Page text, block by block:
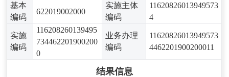
基本
编码
622019002000
实施主体
编码
11620826013949573
4
实施
编码
116208260139495
734462201900200
0
业务办理
编码
11620826013949573
4462201900200011
结果信息